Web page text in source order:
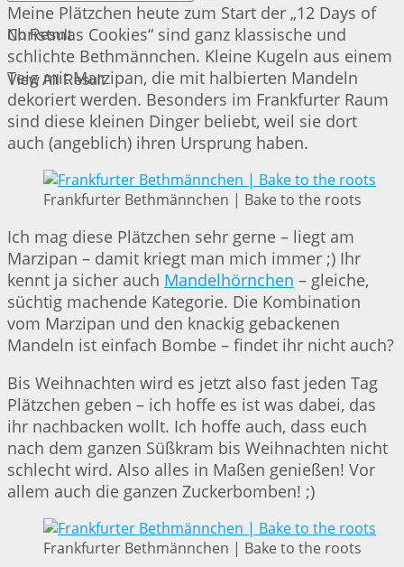
No Result
View All Result
Meine Plätzchen heute zum Start der „12 Days of
Christmas Cookies“ sind ganz klassische und
schlichte Bethmännchen. Kleine Kugeln aus einem
Teig mit Marzipan, die mit halbierten Mandeln
dekoriert werden. Besonders im Frankfurter Raum
sind diese kleinen Dinger beliebt, weil sie dort
auch (angeblich) ihren Ursprung haben.
Frankfurter Bethmännchen | Bake to the roots
Ich mag diese Plätzchen sehr gerne – liegt am
Marzipan – damit kriegt man mich immer ;) Ihr
kennt ja sicher auch Mandelhörnchen – gleiche,
süchtig machende Kategorie. Die Kombination
vom Marzipan und den knackig gebackenen
Mandeln ist einfach Bombe – findet ihr nicht auch?
Bis Weihnachten wird es jetzt also fast jeden Tag
Plätzchen geben – ich hoffe es ist was dabei, das
ihr nachbacken wollt. Ich hoffe auch, dass euch
nach dem ganzen Süßkram bis Weihnachten nicht
schlecht wird. Also alles in Maßen genießen! Vor
allem auch die ganzen Zuckerbomben! ;)
Frankfurter Bethmännchen | Bake to the roots